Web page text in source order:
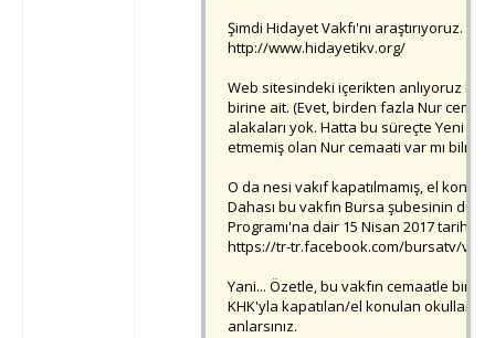
Şimdi Hidayet Vakfı'nı araştırıyoruz.
http://www.hidayetikv.org/
Web sitesindeki içerikten anlıyoruz ki
birine ait. (Evet, birden fazla Nur
alakaları yok. Hatta bu süreçte Yeni
etmemiş olan Nur cemaati var mı
O da nesi vakıf kapatılmamış, el
Dahası bu vakfın Bursa şubesinin
Programı'na dair 15 Nisan 2017 tarihli
https://tr-tr.facebook.com/bursatv/
Yani... Özetle, bu vakfın cemaatle bir
KHK'yla kapatılan/el konulan okullara
anlarsınız.